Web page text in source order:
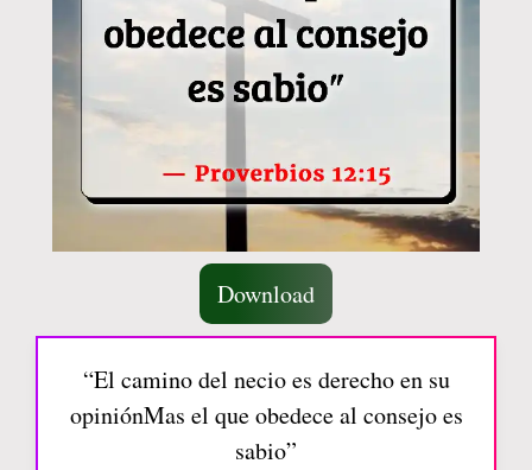
Download
“El camino del necio es derecho en su
opiniónMas el que obedece al consejo es
sabio”